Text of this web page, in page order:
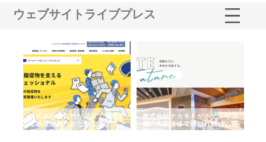
ウェブサイトライブプレス
株式会社耕文社が品川で実現す
る販促物製作から配送までワン
ストップ対応
株式会社ナカモトがホテルや店
舗の内装改修で選ばれ続ける理
由